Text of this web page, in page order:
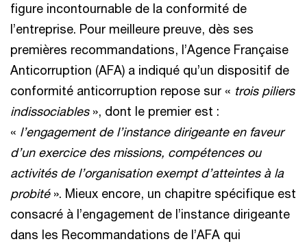
figure incontournable de la conformité de
l’entreprise. Pour meilleure preuve, dès ses
premières recommandations, l’Agence Française
Anticorruption (AFA) a indiqué qu’un dispositif de
conformité anticorruption repose sur « trois piliers
indissociables», dont le premier est :
« l’engagement de l’instance dirigeante en faveur
d’un exercice des missions, compétences ou
activités de l’organisation exempt d’atteintes à la
probité ». Mieux encore, un chapitre spécifique est
consacré à l’engagement de l’instance dirigeante
dans les Recommandations de l’AFA qui